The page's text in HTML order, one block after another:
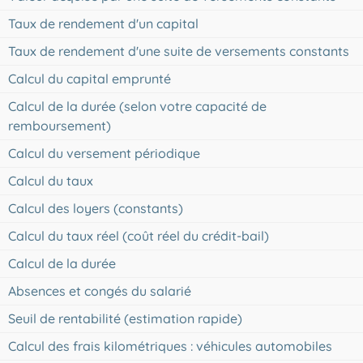
Taux de rendement d'un capital
Taux de rendement d'une suite de versements constants
Calcul du capital emprunté
Calcul de la durée (selon votre capacité de
remboursement)
Calcul du versement périodique
Calcul du taux
Calcul des loyers (constants)
Calcul du taux réel (coût réel du crédit-bail)
Calcul de la durée
Absences et congés du salarié
Seuil de rentabilité (estimation rapide)
Calcul des frais kilométriques : véhicules automobiles